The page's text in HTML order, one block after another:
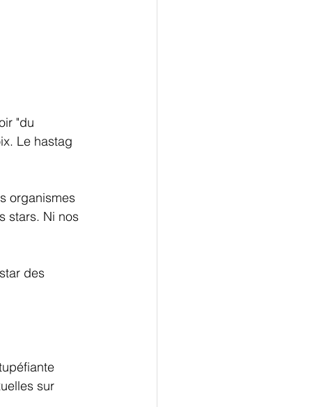
"du
Le hastag
organismes
stars. Ni nos
des
sur